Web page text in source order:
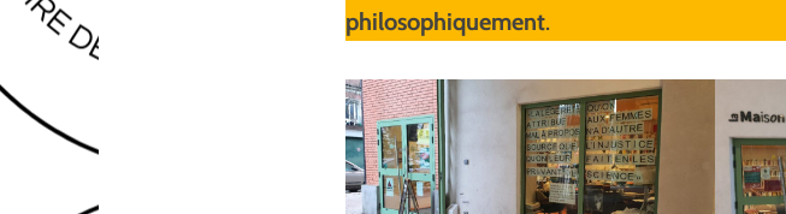
philosophiquement.